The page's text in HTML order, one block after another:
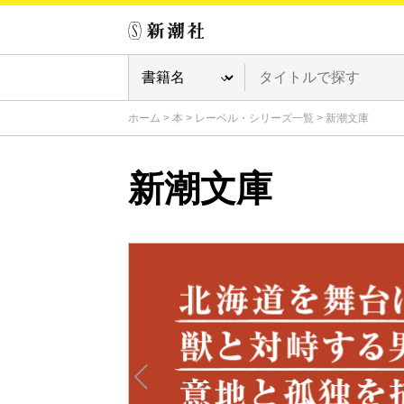
ホーム > 本 > レーベル・シリーズ一覧 > 新潮文庫
新潮文庫